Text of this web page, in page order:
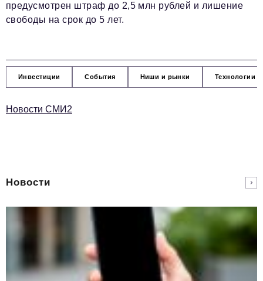
предусмотрен штраф до 2,5 млн рублей и лишение
свободы на срок до 5 лет.
Инвестиции События Ниши и рынки Технологии
Новости СМИ2
Новости